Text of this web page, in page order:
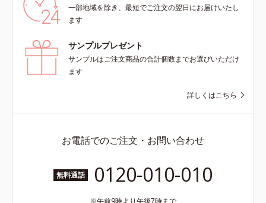
一部地域を除き、最短でご注文の翌日にお届けいたし
ます
サンプルプレゼント
サンプルはご注文商品の合計個数までお選びいただけ
ます
詳しくはこちら
お電話でのご注文・お問い合わせ
無料通話 0120-010-010